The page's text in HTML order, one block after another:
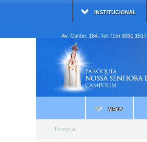
INSTITUCIONAL
Av. Caribe, 184. Tel: (15) 3031.1517
MENU
Home »